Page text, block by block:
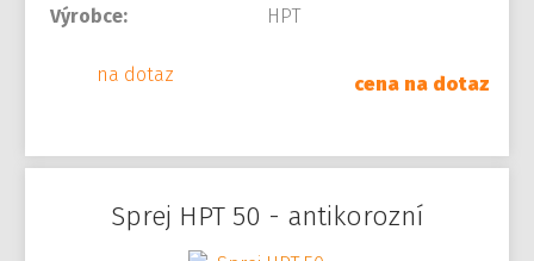
Výrobce: HPT
na dotaz cena na dotaz
Sprej HPT 50 - antikorozní